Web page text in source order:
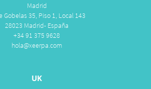
Madrid
Gobelas 35, Piso 1, Local 143
28023 Madrid- España
+34 91 375 9628
hola@xeerpa.com
UK